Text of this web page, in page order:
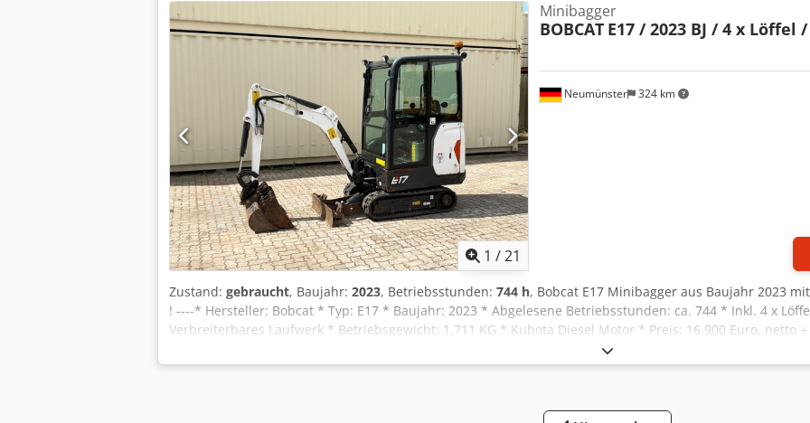
1 /21
Neumünster 324 km
Minibagger
BOBCAT E17 / 2023 BJ / 4 x Löffel
Zustand: gebraucht, Baujahr: 2023, Betriebsstunden: 744 h, Bobcat E17 Minibagger aus Baujahr 2023
! ----* Hersteller: Bobcat * Typ: E17 * Baujahr: 2023 * Abgelesene Betriebsstunden: ca. 744 * Inkl. 4 x
Verbreiterbares Laufwerk * Betriebsgewicht: 1.711 KG * Kubota Diesel Motor * Preis: 16.900 Euro, netto
bitte anrufen: For more question please call: Cjdpfx Aezp Ayvsgysha Erik Kortum: Whats App ?Alle
Irrtümer und Zwischenverkauf vorbehalten. ?